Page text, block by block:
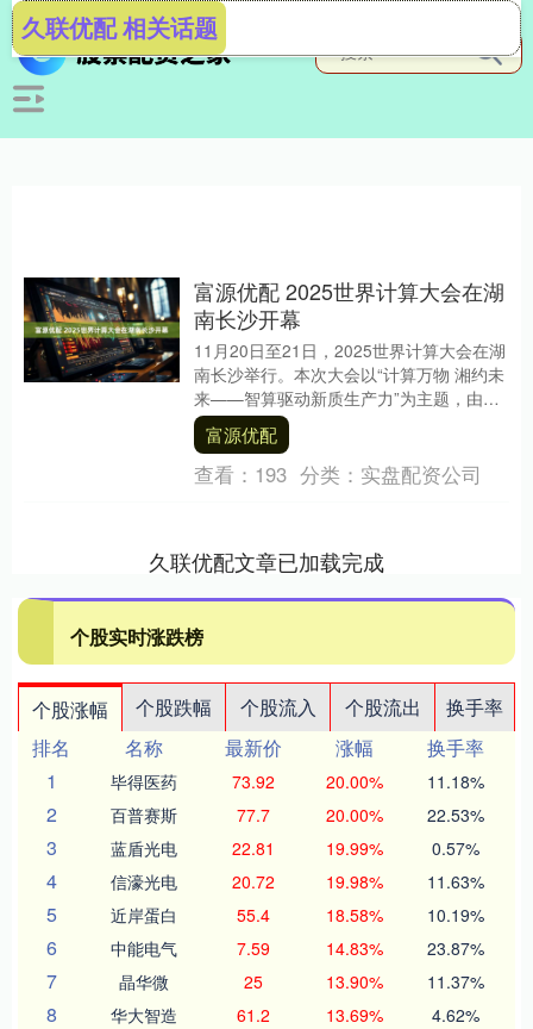
久联优配 相关话题
富源优配 2025世界计算大会在湖
南长沙开幕
11月20日至21日，2025世界计算大会在湖
南长沙举行。本次大会以“计算万物 湘约未
来——智算驱动新质生产力”为主题，由湖
南省人民政府主办。 上证报中国证券网....
富源优配
查看： 193 分类： 实盘配资公司
久联优配文章已加载完成
个股实时涨跌榜
个股涨幅 个股跌幅 个股流入 个股流出
换手率
排名
名称 最新价 涨幅
换手率
1
毕得医药 73.92 20.00% 11.18%
2 百普赛斯 77.7 20.00% 22.53%
3 蓝盾光电 22.81 19.99% 0.57%
4 信濠光电 20.72 19.98% 11.63%
5 近岸蛋白 55.4 18.58% 10.19%
6 中能电气 7.59 14.83% 23.87%
7 晶华微 25 13.90% 11.37%
8 华大智造 61.2 13.69% 4.62%